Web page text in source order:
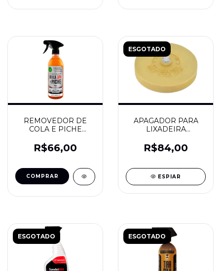
REMOVEDOR DE
COLA E PICHE
AUTOAMERICA
R$66,00
ESGOTADO
APAGADOR PARA
LIXADEIRA
R$84,00
ESPIAR
ESGOTADO ESGOTADO